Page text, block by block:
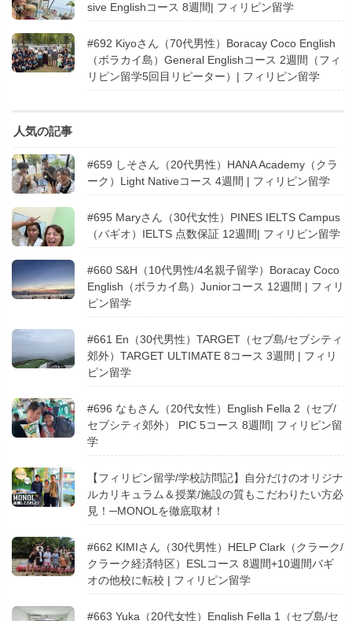
sive Englishコース 8週間| フィリピン留学
#692 Kiyoさん（70代男性）Boracay Coco English
（ボラカイ島）General Englishコース 2週間（フィ
リピン留学5回目リピーター）| フィリピン留学
人気の記事
#659 しそさん（20代男性）HANA Academy（クラ
ーク）Light Nativeコース 4週間 | フィリピン留学
#695 Maryさん（30代女性）PINES IELTS Campus
（バギオ）IELTS 点数保証 12週間| フィリピン留学
#660 S&H（10代男性/4名親子留学）Boracay Coco
English（ボラカイ島）Juniorコース 12週間 | フィリ
ピン留学
#661 En（30代男性）TARGET（セブ島/セブシティ
郊外）TARGET ULTIMATE 8コース 3週間 | フィリ
ピン留学
#696 なもさん（20代女性）English Fella 2（セブ/
セブシティ郊外） PIC 5コース 8週間| フィリピン留
学
【フィリピン留学/学校訪問記】自分だけのオリジナ
ルカリキュラム＆授業/施設の質もこだわりたい方必
見！─MONOLを徹底取材！
#662 KIMIさん（30代男性）HELP Clark（クラーク/
クラーク経済特区）ESLコース 8週間+10週間バギ
オの他校に転校 | フィリピン留学
#663 Yuka（20代女性）English Fella 1（セブ島/セ